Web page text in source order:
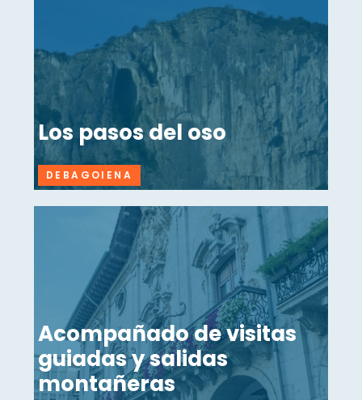
Los pasos del oso
DEBAGOIENA
Acompañado de visitas
guiadas y salidas
montañeras